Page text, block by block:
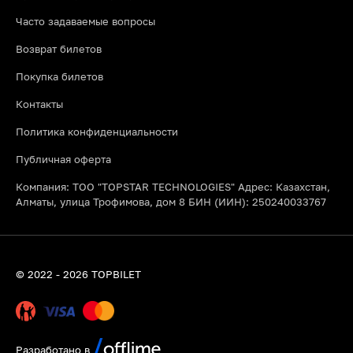
фартуки) и финальный обжиг изделия в печи. Вы просто
приходите, наслаждаетесь процессом и забираете готовую
керамику.
Подходят ли мастер классы по выпечке в Алматы новичкам?
Абсолютно! Большинство кулинарных уроков рассчитано на
объясняют весь процесс, поэтому вкусный результат и
Часто задаваемые вопросы
Возврат билетов
Покупка билетов
Контакты
Политика конфиденциальности
Публичная оферта
Компания: ТОО "TOPSTAR TECHNOLOGIES" Адрес: Казахстан,
Алматы, улица Трофимова, дом 8 БИН (ИИН): 250240033767
© 2022 - 2026 TOPBILET
Разработано в